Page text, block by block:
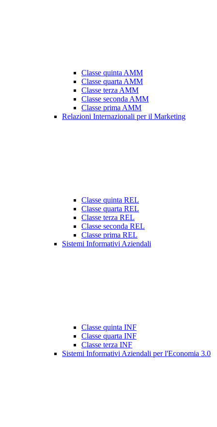
Classe quinta AMM
Classe quarta AMM
Classe terza AMM
Classe seconda AMM
Classe prima AMM
Relazioni Internazionali per il Marketing
Classe quinta REL
Classe quarta REL
Classe terza REL
Classe seconda REL
Classe prima REL
Sistemi Informativi Aziendali
Classe quinta INF
Classe quarta INF
Classe terza INF
Sistemi Informativi Aziendali per l'Economia 3.0